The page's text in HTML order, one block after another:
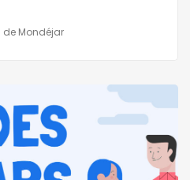
de Mondéjar